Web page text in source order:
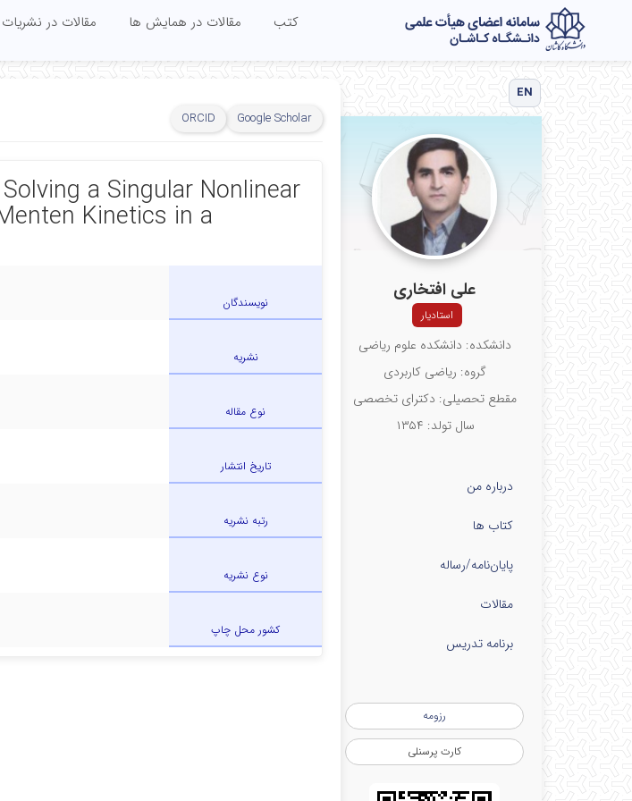
کتب مقالات در همایش ها مقالات در نشریات
EN
علی افتخاری
استادیار
دانشکده: دانشکده علوم ریاضی
گروه: ریاضی کاربردی
مقطع تحصیلی: دکترای تخصصی
سال تولد: ۱۳۵۴
درباره من
کتاب ها
پایان‌نامه‌/رساله
مقالات
برنامه تدریس
رزومه
کارت پرسنلی
Google Scholar
ORCID
a Singular Nonlinear
Kinetics in a
نویسندگان
نشریه
نوع مقاله
تاریخ انتشار
رتبه نشریه
نوع نشریه
کشور محل چاپ